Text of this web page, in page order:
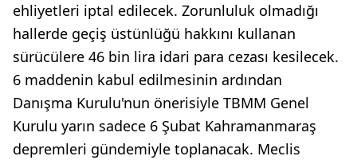
ehliyetleri iptal edilecek. Zorunluluk olmadığı
hallerde geçiş üstünlüğü hakkını kullanan
sürücülere 46 bin lira idari para cezası kesilecek.
6 maddenin kabul edilmesinin ardından
Danışma Kurulu'nun önerisiyle TBMM Genel
Kurulu yarın sadece 6 Şubat Kahramanmaraş
depremleri gündemiyle toplanacak. Meclis